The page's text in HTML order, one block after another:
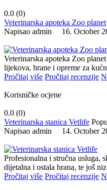
0.0 (0)
Veterinarska apoteka Zoo planet
Napisao admin 16. October
Veterinarska apoteka Zoo
lijekova, hrane i opreme za
Pročitaj više Pročitaj recenzije
Korisničke ocjene
0.0 (0)
Veterinarska stanica Vetlife
Napisao admin 14. October
Profesionalna i stručna usluga,
dijetalna i ostala hrana, te još
Pročitaj više Pročitaj recenzije